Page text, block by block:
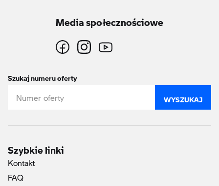
Media społecznościowe
Szukaj numeru oferty
WYSZUKAJ
Szybkie linki
Kontakt
FAQ